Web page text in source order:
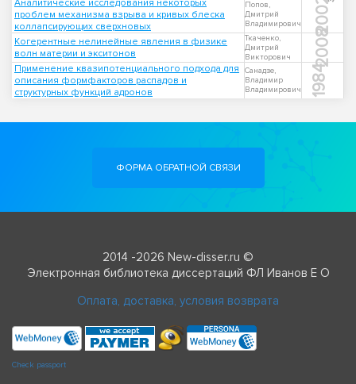
Аналитические исследования некоторых
проблем механизма взрыва и кривых блеска
коллапсирующих сверхновых
Попов,
Дмитрий
Владимирович
2002
Когерентные нелинейные явления в физике
волн материи и экситонов
Ткаченко,
Дмитрий
Викторович
2008
Применение квазипотенциального подхода для
описания формфакторов распадов и
структурных функций адронов
Санадзе,
Владимир
Владимирович
1984
ФОРМА ОБРАТНОЙ СВЯЗИ
2014 -2026 New-disser.ru ©
Электронная библиотека диссертаций ФЛ Иванов Е О
Оплата, доставка, условия возврата
Check passport